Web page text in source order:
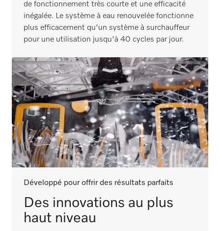
de fonctionnement très courte et une efficacité
inégalée. Le système à eau renouvelée fonctionne
plus efficacement qu'un système à surchauffeur
pour une utilisation jusqu'à 40 cycles par jour.
Développé pour offrir des résultats parfaits
Des innovations au plus
haut niveau